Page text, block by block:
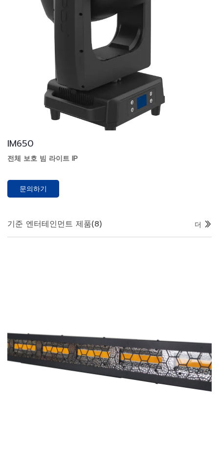
IM650
전체 보호 빔 라이트 IP
문의하기
기준 엔터테인먼트 제품(8) 더